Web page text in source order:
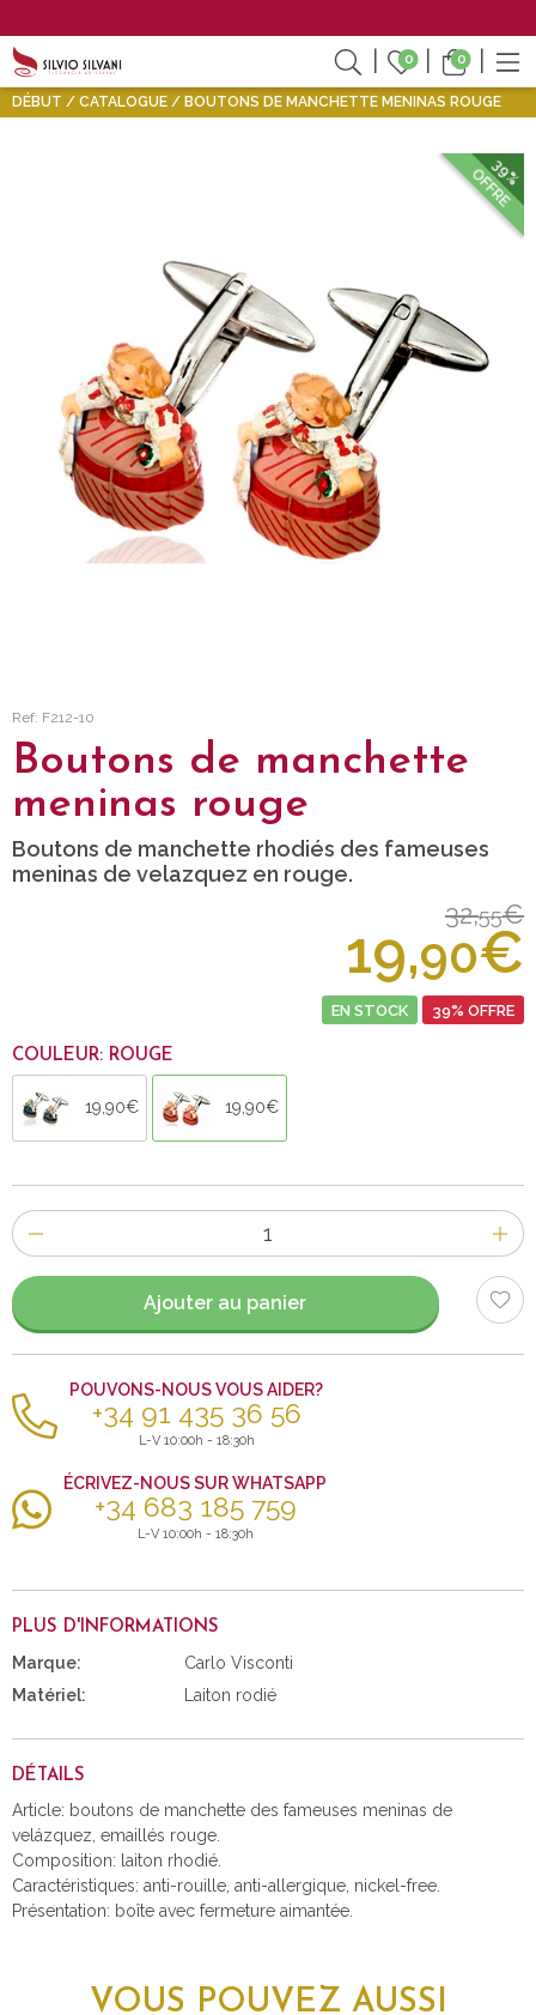
0 0
DÉBUT CATALOGUE BOUTONS DE MANCHETTE MENINAS ROUGE
39%
OFFRE
Ref: F212-10
Boutons de manchette
meninas rouge
Boutons de manchette rhodiés des fameuses
meninas de velazquez en rouge.
32,55€
19,90€
EN STOCK 39% OFFRE
COULEUR: ROUGE
19,90€ 19,90€
Nombre
d'items
Ajouter au panier
POUVONS-NOUS VOUS AIDER?
+34 91 435 36 56
L-V 10:00h - 18:30h
ÉCRIVEZ-NOUS SUR WHATSAPP
+34 683 185 759
L-V 10:00h - 18:30h
PLUS D'INFORMATIONS
Marque:
Carlo Visconti
Matériel:
Laiton rodié
DÉTAILS
Article: boutons de manchette des fameuses meninas de
velázquez, emaillés rouge.
Composition: laiton rhodié.
Caractéristiques: anti-rouille, anti-allergique, nickel-free.
Présentation: boîte avec fermeture aimantée.
VOUS POUVEZ AUSSI